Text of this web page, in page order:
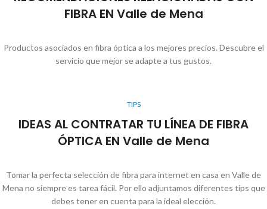
FIBRA EN Valle de Mena
Productos asociados en fibra óptica a los mejores precios. Descubre el
servicio que mejor se adapte a tus gustos.
TIPS
IDEAS AL CONTRATAR TU LÍNEA DE FIBRA
ÓPTICA EN Valle de Mena
Tomar la perfecta selección de fibra para internet en casa en Valle de
Mena no siempre es tarea fácil. Por ello adjuntamos diferentes tips que
debes tener en cuenta para la ideal elección.